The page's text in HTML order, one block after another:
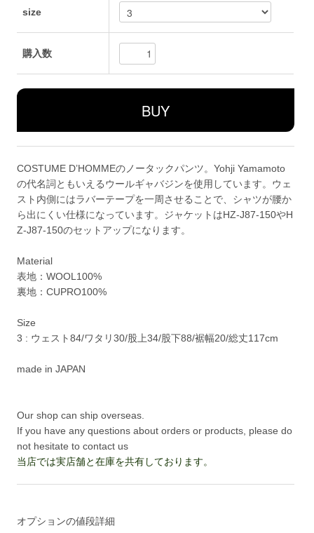
size
購入数
COSTUME D’HOMMEのノータックパンツ。Yohji Yamamoto
の代名詞ともいえるウールギャバジンを使用しています。ウェ
スト内側にはラバーテープを一周させることで、シャツが腰か
ら出にくい仕様になっています。ジャケットはHZ-J87-150やH
Z-J87-150のセットアップになります。
Material
表地：WOOL100%
裏地：CUPRO100%
Size
3 : ウェスト84/ワタリ30/股上34/股下88/裾幅20/総丈117cm
made in JAPAN
Our shop can ship overseas.
If you have any questions about orders or products, please do
not hesitate to contact us
当店では実店舗と在庫を共有しております。
オプションの値段詳細